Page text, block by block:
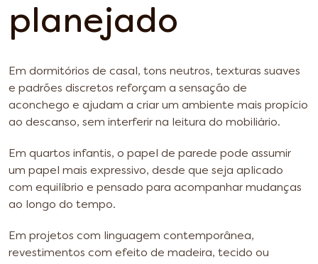
planejado
Em dormitórios de casal, tons neutros, texturas suaves
e padrões discretos reforçam a sensação de
aconchego e ajudam a criar um ambiente mais propício
ao descanso, sem interferir na leitura do mobiliário.
Em quartos infantis, o papel de parede pode assumir
um papel mais expressivo, desde que seja aplicado
com equilíbrio e pensado para acompanhar mudanças
ao longo do tempo.
Em projetos com linguagem contemporânea,
revestimentos com efeito de madeira, tecido ou